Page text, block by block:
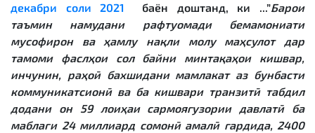
декабри соли 2021
баён доштанд, ки ...”Барои
таъмин намудани рафтуомади бемамониати
мусофирон ва ҳамлу нақли молу маҳсулот дар
тамоми фаслҳои сол байни минтақаҳои кишвар,
инчунин, раҳоӣ бахшидани мамлакат аз бунбасти
коммуникатсионӣ ва ба кишвари транзитӣ табдил
додани он 59 лоиҳаи сармоягузории давлатӣ ба
маблағи 24 миллиард сомонӣ амалӣ гардида, 2400